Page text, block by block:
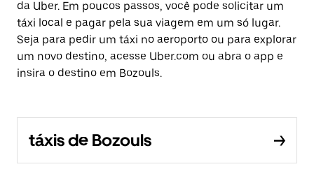
da Uber. Em poucos passos, você pode solicitar um
táxi local e pagar pela sua viagem em um só lugar.
Seja para pedir um táxi no aeroporto ou para explorar
um novo destino, acesse Uber.com ou abra o app e
insira o destino em Bozouls.
táxis de Bozouls